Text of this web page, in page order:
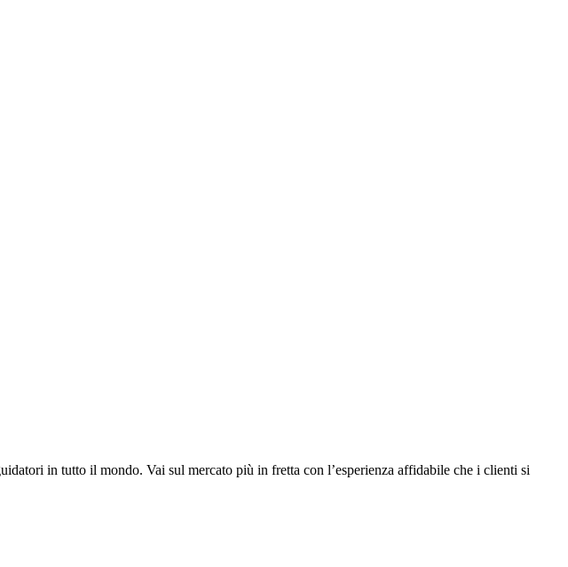
in tutto il mondo. Vai sul mercato più in fretta con l’esperienza affidabile che i clienti si